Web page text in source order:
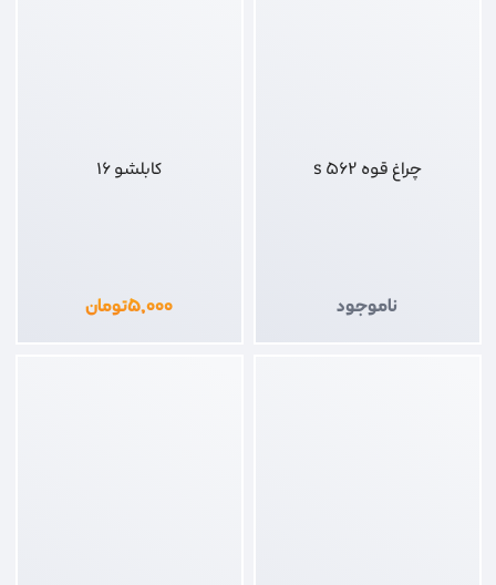
چراغ قوه 562 s
ناموجود
کابلشو 16
۵,۰۰۰تومان